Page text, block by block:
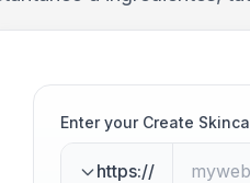
Enter your Create
https://